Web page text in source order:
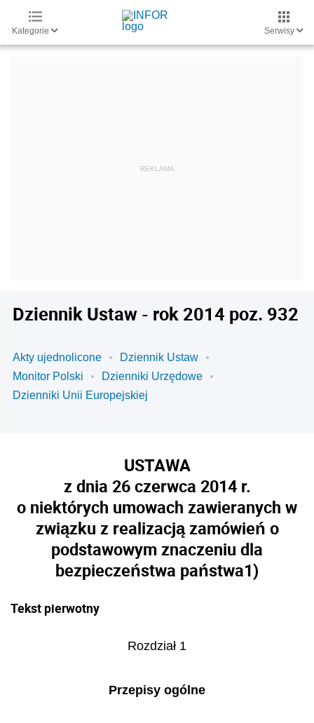
Kategorie Serwisy
Dziennik Ustaw - rok 2014 poz. 932
Akty ujednolicone
Dziennik Ustaw
Monitor Polski
Dzienniki Urzędowe
Dzienniki Unii Europejskiej
USTAWA
z dnia 26 czerwca 2014 r.
o niektórych umowach zawieranych w
związku z realizacją zamówień o
podstawowym znaczeniu dla
bezpieczeństwa państwa1)
Tekst pierwotny
Rozdział 1
Przepisy ogólne